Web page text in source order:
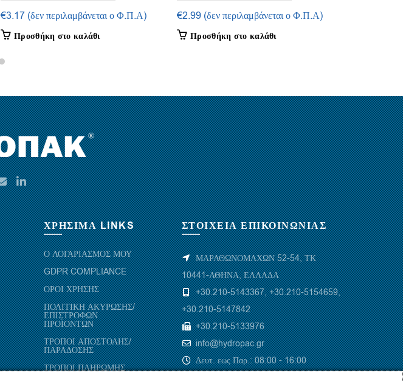
(συσκευασία 5τμ.)
€3.17 (δεν περιλαμβάνεται ο Φ.Π.Α)
Προσθήκη στο καλάθι
(συσκευασία 15τμ.)
€2.99 (δεν περιλαμβάνεται ο Φ.Π.Α)
Προσθήκη στο καλάθι
ΧΡΗΣΙΜΑ LINKS
Ο ΛΟΓΑΡΙΑΣΜΟΣ ΜΟΥ
GDPR COMPLIANCE
ΟΡΟΙ ΧΡΗΣΗΣ
ΠΟΛΙΤΙΚΗ ΑΚΥΡΩΣΗΣ/
ΕΠΙΣΤΡΟΦΩΝ
ΠΡΟΪΟΝΤΩΝ
ΤΡΟΠΟΙ ΑΠΟΣΤΟΛΗΣ/
ΠΑΡΑΔΟΣΗΣ
ΤΡΟΠΟΙ ΠΛΗΡΩΜΗΣ
ΣΤΟΙΧΕΙΑ ΕΠΙΚΟΙΝΩΝΙΑΣ
ΜΑΡΑΘΩΝΟΜΑΧΩΝ 52-54, ΤΚ
10441-ΑΘΗΝΑ, ΕΛΛΑΔΑ
+30.210-5143367,+30.210-5154659,
+30.210-5147842
+30.210-5133976
info@hydropac.gr
Δευτ. εως Παρ.: 08:00 - 16:00